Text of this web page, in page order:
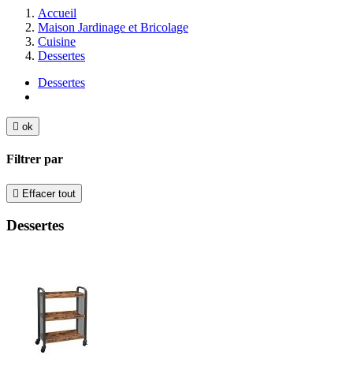
Accueil
Maison Jardinage et Bricolage
Cuisine
Dessertes
Dessertes
 ok
Filtrer par
 Effacer tout
Dessertes